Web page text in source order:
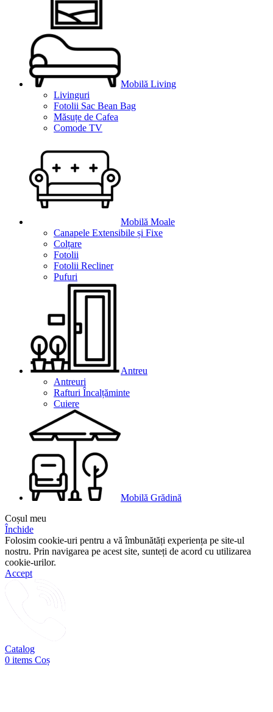
Mobilă Living
Livinguri
Fotolii Sac Bean Bag
Măsuțe de Cafea
Comode TV
Mobilă Moale
Canapele Extensibile și Fixe
Colțare
Fotolii
Fotolii Recliner
Pufuri
Antreu
Antreuri
Rafturi Încalțăminte
Cuiere
Mobilă Grădină
Coșul meu
Închide
Folosim cookie-uri pentru a vă îmbunătăți experiența pe site-ul
nostru. Prin navigarea pe acest site, sunteți de acord cu utilizarea
cookie-urilor.
Accept
Catalog
0 items Coș